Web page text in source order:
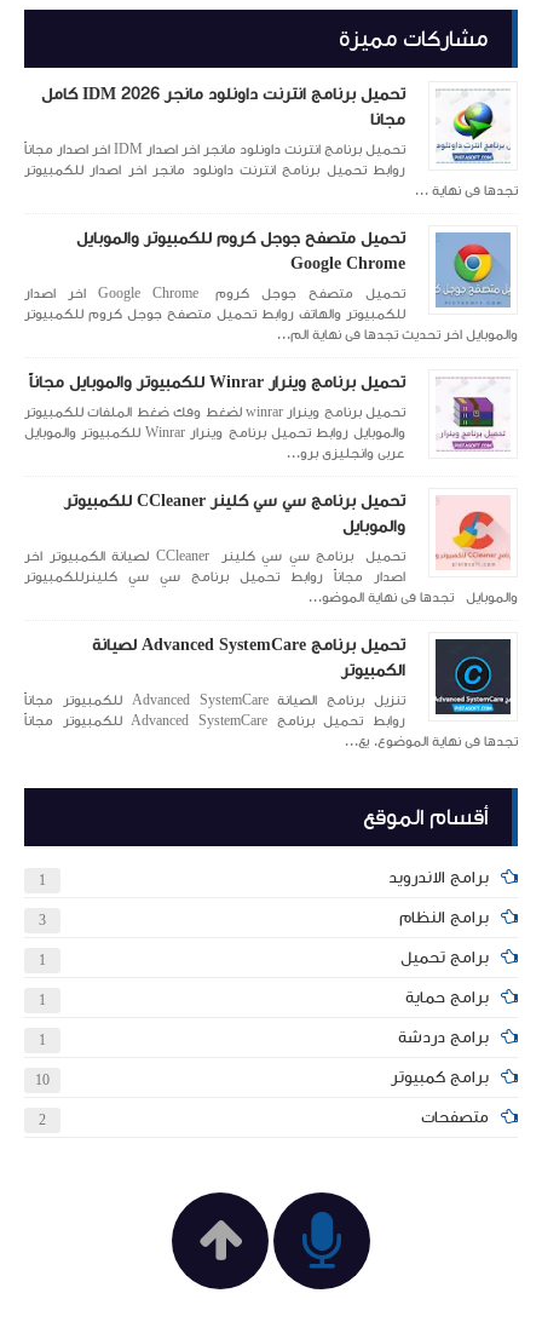
مشاركات مميزة
تحميل برنامج انترنت داونلود مانجر 2026 IDM كامل
مجانا
تحميل برنامج انترنت داونلود مانجر اخر اصدار IDM اخر اصدار مجاناً
روابط تحميل برنامج انترنت داونلود مانجر اخر اصدار للكمبيوتر
تجدها فى نهاية ...
تحميل متصفح جوجل كروم للكمبيوتر والموبايل
Google Chrome
تحميل متصفح جوجل كروم Google Chrome اخر اصدار
للكمبيوتر والهاتف روابط تحميل متصفح جوجل كروم للكمبيوتر
والموبايل اخر تحديث تجدها فى نهاية الم...
تحميل برنامج وينرار Winrar للكمبيوتر والموبايل مجاناً
تحميل برنامج وينرار winrar لضغط وفك ضغط الملفات للكمبيوتر
والموبايل روابط تحميل برنامج وينرار Winrar للكمبيوتر والموبايل
عربى وانجليزى برو...
تحميل برنامج سي سي كلينر CCleaner للكمبيوتر
والموبايل
تحميل برنامج سي سي كلينر CCleaner لصيانة الكمبيوتر اخر
اصدار مجاناً روابط تحميل برنامج سي سي كلينرللكمبيوتر
والموبايل تجدها فى نهاية الموضو...
تحميل برنامج Advanced SystemCare لصيانة
الكمبيوتر
تنزيل برنامج الصيانة Advanced SystemCare للكمبيوتر مجاناً
روابط تحميل برنامج Advanced SystemCare للكمبيوتر مجاناً
تجدها فى نهاية الموضوع. يع...
أقسام الموقع
برامج الاندرويد 1
برامج النظام 3
برامج تحميل 1
برامج حماية 1
برامج دردشة 1
برامج كمبيوتر 10
متصفحات 2